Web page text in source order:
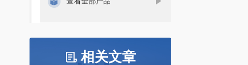
相关文章